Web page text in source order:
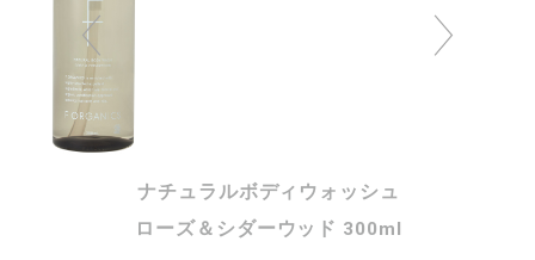
お客様の需要にお応えしこだわった処方。
お客様に安心してお使いいただきたい、
という願いから配合原料にもこだわり、
厳しい世界水準をクリアしたサステナブルな製品です。
ナチュラルボディウォッシュ
ローズ＆シダーウッド 300ml